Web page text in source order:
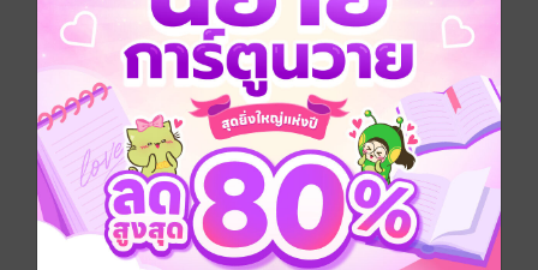
หนังสือพิมพ์มติชน วันอาทิตย์ที่ 25 สิงหาคม พ.ศ.2562
ประเภทไฟล์ pdf
วันที่วางขาย 24 สิงหาคม 2562
ความยาว 24 หน้า
ราคาปก 10 บาท